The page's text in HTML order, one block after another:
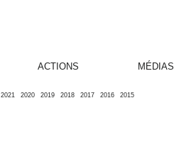
2021 2020 2019 2018 2017 2016
2015
ACTIONS MÉDIAS